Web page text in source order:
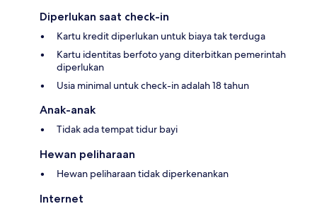
Diperlukan saat check-in
Kartu kredit diperlukan untuk biaya tak terduga
Kartu identitas berfoto yang diterbitkan pemerintah
diperlukan
Usia minimal untuk check-in adalah 18 tahun
Anak-anak
Tidak ada tempat tidur bayi
Hewan peliharaan
Hewan peliharaan tidak diperkenankan
Internet